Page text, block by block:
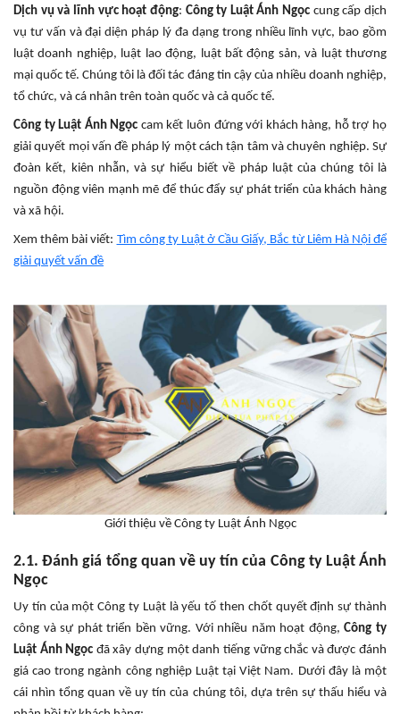
Dịch vụ và lĩnh vực hoạt động: Công ty Luật Ánh Ngọc cung cấp dịch
vụ tư vấn và đại diện pháp lý đa dạng trong nhiều lĩnh vực, bao gồm
luật doanh nghiệp, luật lao động, luật bất động sản, và luật thương
mại quốc tế. Chúng tôi là đối tác đáng tin cậy của nhiều doanh nghiệp,
tổ chức, và cá nhân trên toàn quốc và cả quốc tế.
Công ty Luật Ánh Ngọc cam kết luôn đứng với khách hàng, hỗ trợ họ
giải quyết mọi vấn đề pháp lý một cách tận tâm và chuyên nghiệp. Sự
đoàn kết, kiên nhẫn, và sự hiểu biết về pháp luật của chúng tôi là
nguồn động viên mạnh mẽ để thúc đẩy sự phát triển của khách hàng
và xã hội.
Xem thêm bài viết: Tìm công ty Luật ở Cầu Giấy, Bắc từ Liêm Hà Nội để
giải quyết vấn đề
Giới thiệu về Công ty Luật Ánh Ngọc
2.1. Đánh giá tổng quan về uy tín của Công ty Luật Ánh
Ngọc
Uy tín của một Công ty Luật là yếu tố then chốt quyết định sự thành
công và sự phát triển bền vững. Với nhiều năm hoạt động,Công ty
Luật Ánh Ngọc đã xây dựng một danh tiếng vững chắc và được đánh
giá cao trong ngành công nghiệp Luật tại Việt Nam. Dưới đây là một
cái nhìn tổng quan về uy tín của chúng tôi, dựa trên sự thấu hiểu và